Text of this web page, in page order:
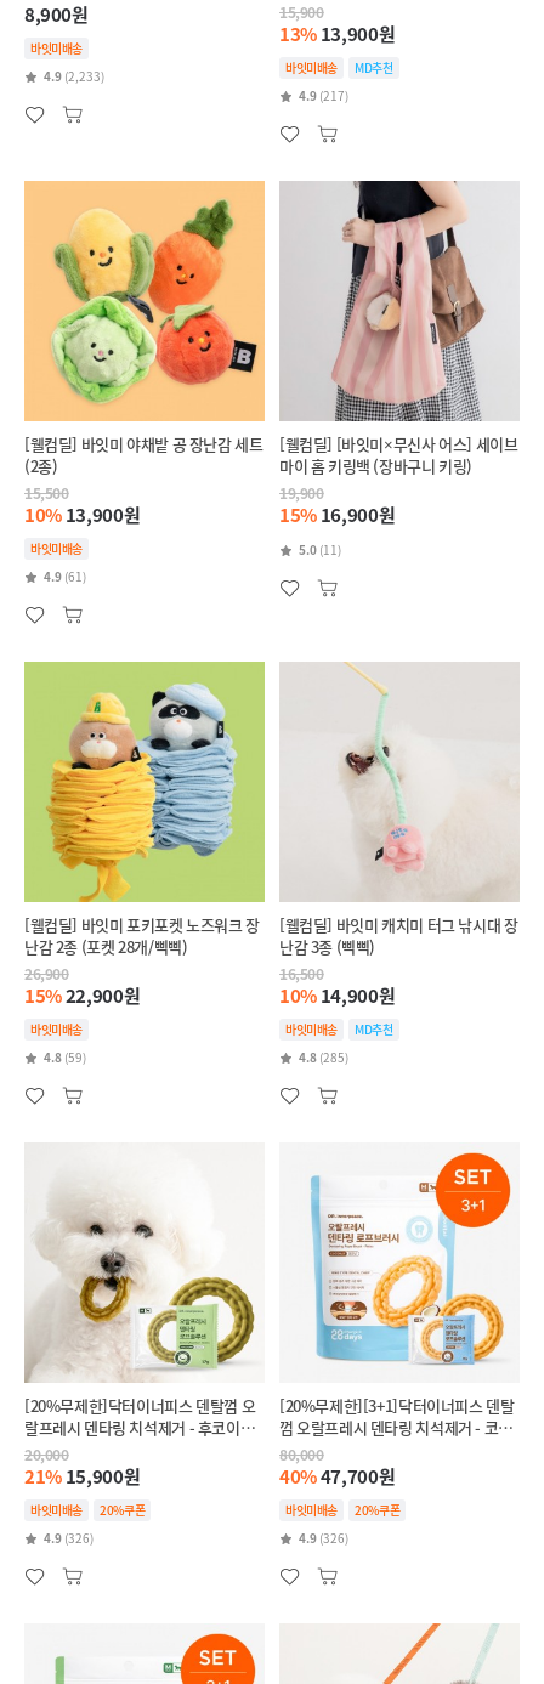
8,900원
바잇미배송
4.9 (2,233)
15,900
13%13,900원
바잇미배송
MD추천
4.9 (217)
[웰컴딜] 바잇미 야채밭 공 장난감 세트
(2종)
15,500
10%13,900원
바잇미배송
4.9 (61)
[웰컴딜] [바잇미×무신사 어스] 세이브
마이 홈 키링백 (장바구니 키링)
19,900
15%16,900원
5.0 (11)
[웰컴딜] 바잇미 포키포켓 노즈워크 장
난감 2종 (포켓 28개/삑삑)
26,900
15%22,900원
바잇미배송
4.8 (59)
[웰컴딜] 바잇미 캐치미 터그 낚시대 장
난감 3종 (삑삑)
16,500
10%14,900원
바잇미배송
MD추천
4.8 (285)
[20%무제한]닥터이너피스 덴탈껌 오
랄프레시 덴타링 치석제거 - 후코이단
(인텐시브,항산화)
20,000
21%15,900원
바잇미배송
20%쿠폰
4.9 (326)
[20%무제한][3+1]닥터이너피스 덴탈
껌 오랄프레시 덴타링 치석제거 - 코코
넛(릴랙스,스트레스완화)
80,000
40%47,700원
바잇미배송
20%쿠폰
4.9 (326)